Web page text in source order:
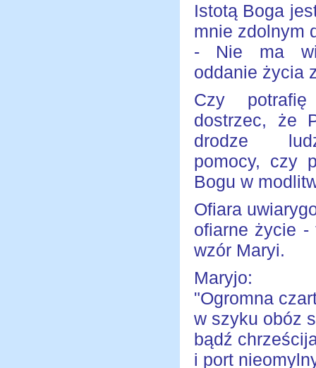
Istotą Boga
mnie zdolnym
- Nie ma
oddanie życia
Czy
dostrzec, że
drodze
pomocy, czy
Bogu w
Ofiara
ofiarne życie
wzór Maryi.
Maryjo:
"Ogromna
w szyku obóz
bądź
i port